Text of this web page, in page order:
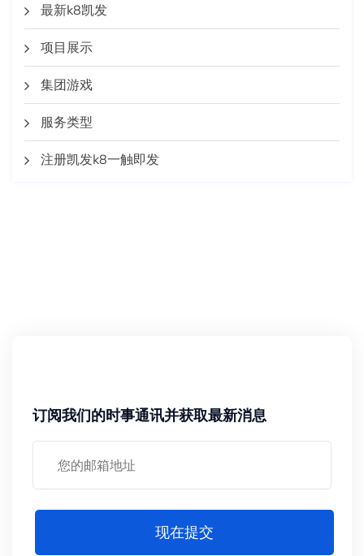
最新k8凯发
项目展示
集团游戏
服务类型
注册凯发k8一触即发
订阅我们的时事通讯并获取最新消息
现在提交